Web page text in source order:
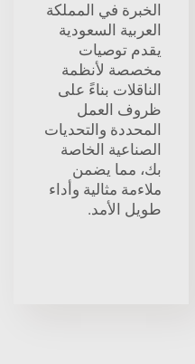
الخبرة في المملكة
العربية السعودية
يقدم توصيات
مخصصة لأنظمة
الناقلات بناءً على
ظروف العمل
المحددة والتحديات
الصناعية الخاصة
بك، مما يضمن
ملاءمة مثالية وأداء
طويل الأمد.